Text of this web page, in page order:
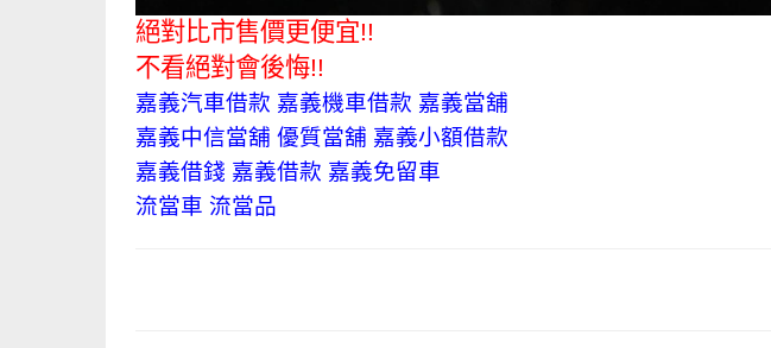
絕對比市售價更便宜!!
不看絕對會後悔!!
嘉義汽車借款 嘉義機車借款 嘉義當舖
嘉義中信當舖 優質當舖 嘉義小額借款
嘉義借錢 嘉義借款 嘉義免留車
流當車 流當品